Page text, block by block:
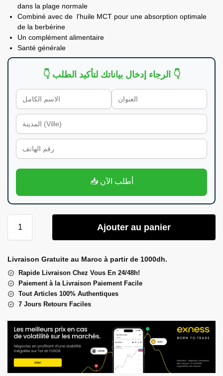
dans la plage normale
Combiné avec de l’huile MCT pour une absorption optimale
de la berbérine
Un complément alimentaire
Santé générale
👇 الرجاء إدخال بياناتك لتأكيد الطلب 👇
📥 أطلب الآن
Ajouter au panier
Livraison Gratuite au Maroc à partir de 1000dh.
Rapide Livraison Chez Vous En 24/48h!
Paiement à la Livraison Paiement Facile
Tout Articles 100% Authentiques
7 Jours Retours Faciles